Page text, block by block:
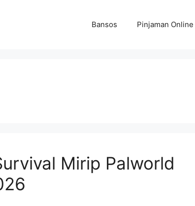
Bansos Pinjaman Online
Mirip Palworld